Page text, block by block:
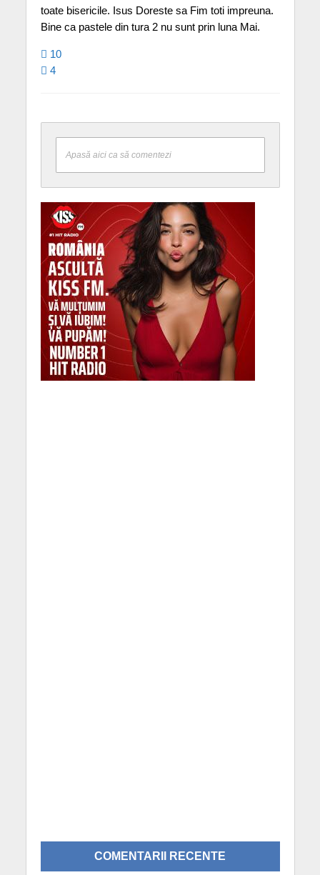
toate bisericile. Isus Doreste sa Fim toti impreuna.
Bine ca pastele din tura 2 nu sunt prin luna Mai.
10
4
Apasă aici ca să comentezi
COMENTARII RECENTE